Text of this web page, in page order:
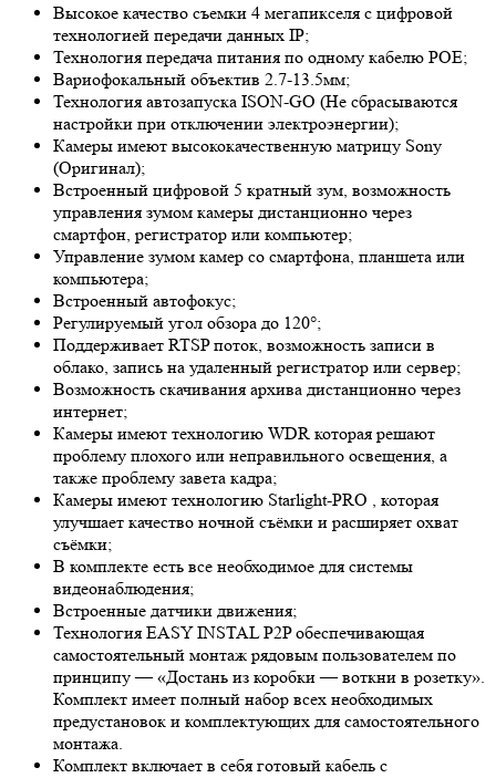
Высокое качество съемки 4 мегапикселя с цифровой
технологией передачи данных IP;
Технология передача питания по одному кабелю POE;
Вариофокальный объектив 2.7-13.5мм;
Технология автозапуска ISON-GO (Не сбрасываются
настройки при отключении электроэнергии);
Камеры имеют высококачественную матрицу Sony
(Оригинал);
Встроенный цифровой 5 кратный зум, возможность
управления зумом камеры дистанционно через
смартфон, регистратор или компьютер;
Управление зумом камер со смартфона, планшета или
компьютера;
Встроенный автофокус;
Регулируемый угол обзора до 120°;
Поддерживает RTSP поток, возможность записи в
облако, запись на удаленный регистратор или сервер;
Возможность скачивания архива дистанционно через
интернет;
Камеры имеют технологию WDR которая решают
проблему плохого или неправильного освещения, а
также проблему завета кадра;
Камеры имеют технологию Starlight-PRO , которая
улучшает качество ночной съёмки и расширяет охват
съёмки;
В комплекте есть все необходимое для системы
видеонаблюдения;
Встроенные датчики движения;
Технология EASY INSTAL P2P обеспечивающая
самостоятельный монтаж рядовым пользователем по
принципу — «Достань из коробки — воткни в розетку».
Комплект имеет полный набор всех необходимых
предустановок и комплектующих для самостоятельного
монтажа.
Комплект включает в себя готовый кабель с